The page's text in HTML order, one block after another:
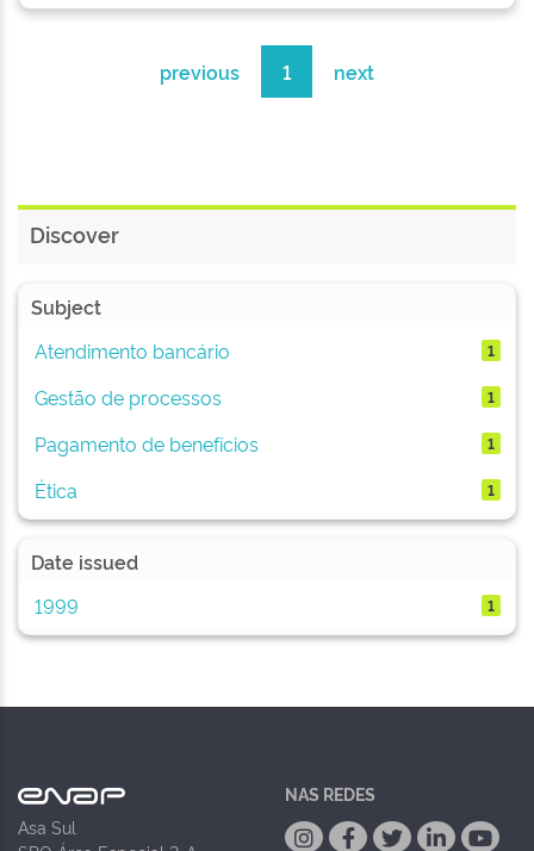
previous 1 next
Discover
Subject
Atendimento bancário
1
Gestão de processos 1
Pagamento de benefícios 1
Ética 1
Date issued
1999
1
Asa Sul
NAS REDES